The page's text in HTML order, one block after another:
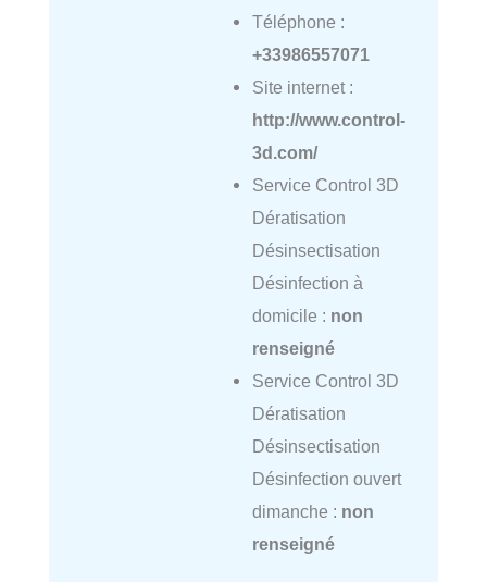
Téléphone :
+33986557071
Site internet :
http://www.control-
3d.com/
Service Control 3D
Dératisation
Désinsectisation
Désinfection à
domicile : non
renseigné
Service Control 3D
Dératisation
Désinsectisation
Désinfection ouvert
dimanche : non
renseigné